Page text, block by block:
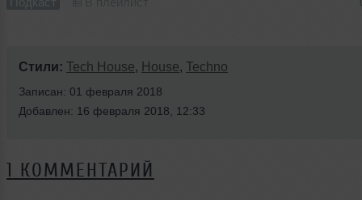
Стили: Tech House, House, Techno
Записан: 01 февраля 2018
Добавлен: 16 февраля 2018, 12:33
1 КОММЕНТАРИЙ